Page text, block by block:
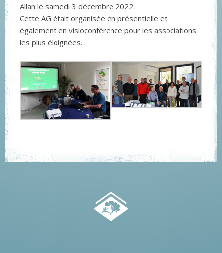
Allan le samedi 3 décembre 2022.
Cette AG était organisée en présentielle et
également en visioconférence pour les associations
les plus éloignées.